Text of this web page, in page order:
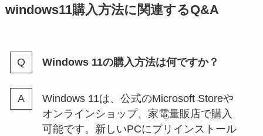
windows11購入方法に関連するQ&A
Windows 11の購入方法は何ですか？
Windows 11は、公式のMicrosoft Storeや
オンラインショップ、家電量販店で購入
可能です。新しいPCにプリインストール